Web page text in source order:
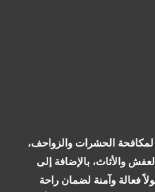
الحشرات والزواحف،
والأثاث، بالإضافة إلى
فعالة وآمنة لضمان راحة